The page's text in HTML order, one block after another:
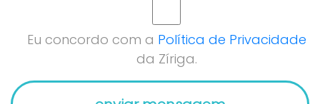
Eu concordo com a Política de Privacidade
da Zíriga.